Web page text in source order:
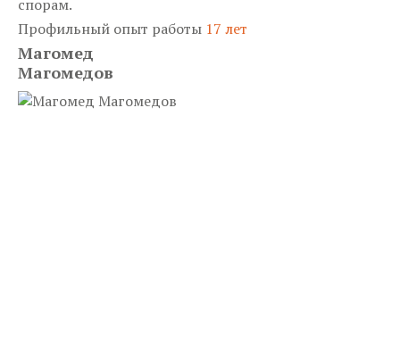
спорам.
Профильный опыт работы 17 лет
Магомед
Магомедов